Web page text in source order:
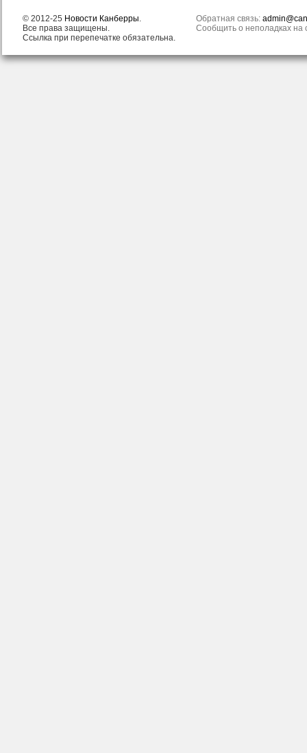
© 2012-25 Новости Канберры.
Все права защищены.
Ссылка при перепечатке обязательна.
Обратная связь:
Сообщить о неполадках на